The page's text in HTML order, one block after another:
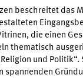
beschreitet das
die einen
thematisch
und
spannenden